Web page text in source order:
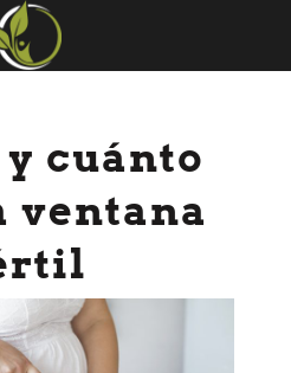
y cuánto
ventana